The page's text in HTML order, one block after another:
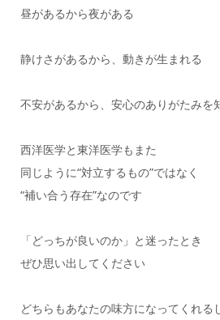
昼があるから夜がある
静けさがあるから、動きが生まれる
不安があるから、安心のありがたみを
西洋医学と東洋医学もまた
同じように“対立するもの”ではなく
“補い合う存在”なのです
「どっちが良いのか」と迷ったとき
ぜひ思い出してください
どちらもあなたの味方になってくれる